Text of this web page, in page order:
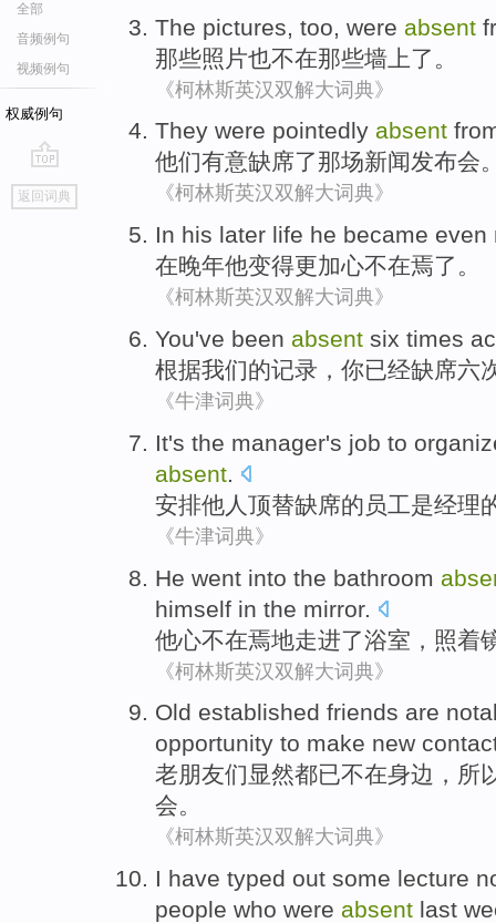
全部
音频例句
视频例句
权威例句
go
top
返回词典
The pictures too were absent
那些照片也不在那些墙上了。
《柯林斯英汉双解大词典》
They were pointedly absent
他们有意缺席了那场新闻发布会
《柯林斯英汉双解大词典》
In his later life he became even
在晚年他变得更加心不在焉了 。
《柯林斯英汉双解大词典》
You've been absent six times
根据我们的记录 ， 你已经缺席六
《牛津词典》
It's the manager's job to
absent.
安排他人顶替缺席的 员工是经理
《牛津词典》
He went into the bathroom
himself in the mirror.
他心不在焉地走进了浴室 ，照着
《柯林斯英汉双解大词典》
Old established friends are
opportunity to make new
老朋友们显然都已不在身边 ， 所
会。
《柯林斯英汉双解大词典》
I have typed out some lecture
people who were absent last